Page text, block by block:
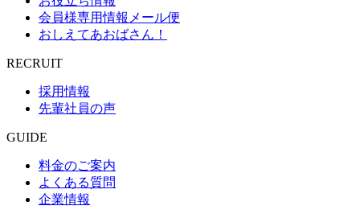
会員様専用情報メール便
おしえてあおばさん！
RECRUIT
採用情報
先輩社員の声
GUIDE
料金のご案内
よくある質問
企業情報